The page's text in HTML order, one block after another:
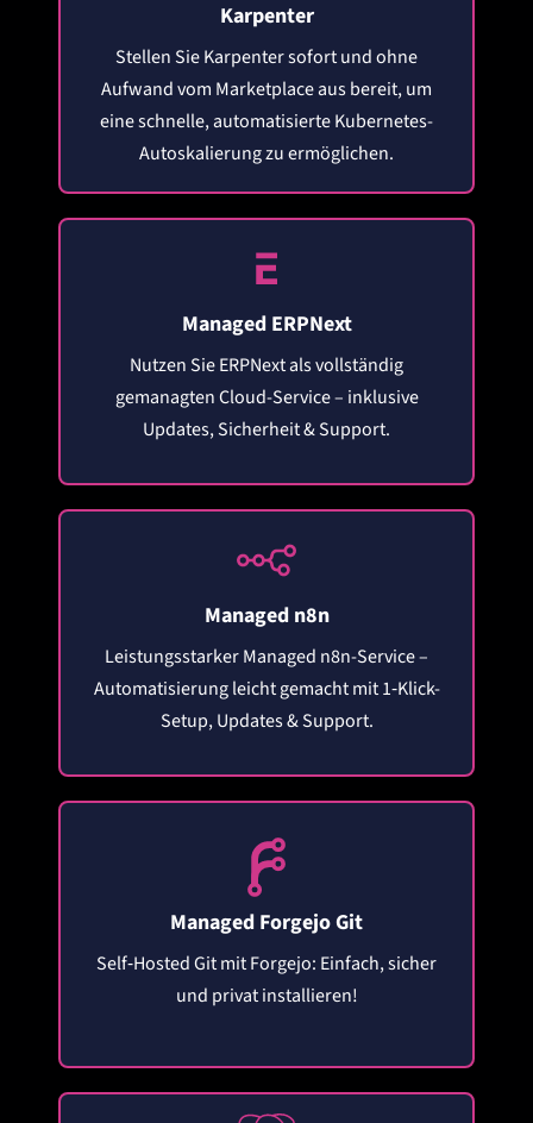
Karpenter
Stellen Sie Karpenter sofort und ohne
Aufwand vom Marketplace aus bereit, um
eine schnelle, automatisierte Kubernetes-
Autoskalierung zu ermöglichen.
Managed ERPNext
Nutzen Sie ERPNext als vollständig
gemanagten Cloud-Service – inklusive
Updates, Sicherheit & Support.
Managed n8n
Leistungsstarker Managed n8n-Service –
Automatisierung leicht gemacht mit 1‑Klick-
Setup, Updates & Support.
Managed Forgejo Git
Self‑Hosted Git mit Forgejo: Einfach, sicher
und privat installieren!